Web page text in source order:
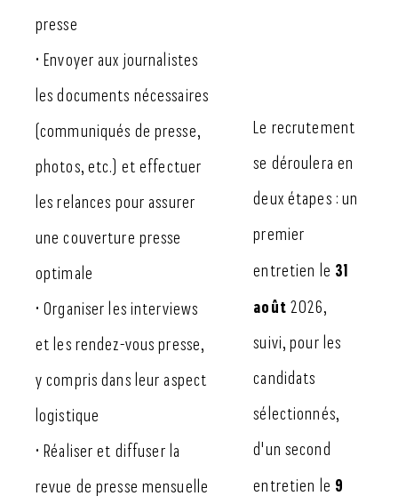
presse
• Envoyer aux journalistes
les documents nécessaires
(communiqués de presse,
photos, etc.) et effectuer
les relances pour assurer
une couverture presse
optimale
• Organiser les interviews
et les rendez-vous presse,
y compris dans leur aspect
logistique
• Réaliser et diffuser la
revue de presse mensuelle
Le recrutement
se déroulera en
deux étapes : un
premier
entretien le 31
août 2026,
suivi, pour les
candidats
sélectionnés,
d'un second
entretien le 9